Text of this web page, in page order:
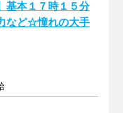
基本１７時１５分
など☆憧れの大手